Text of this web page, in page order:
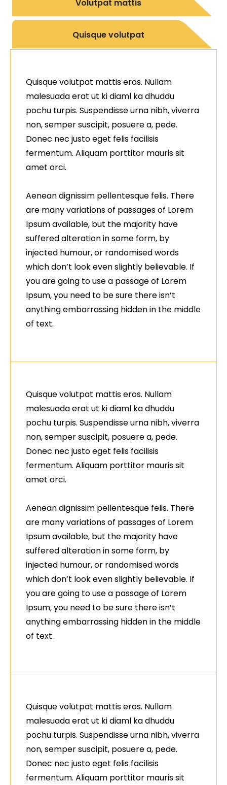
Volutpat mattis
Quisque volutpat
Quisque volutpat mattis eros. Nullam
malesuada erat ut ki diaml ka dhuddu
pochu turpis. Suspendisse urna nibh, viverra
non, semper suscipit, posuere a, pede.
Donec nec justo eget felis facilisis
fermentum. Aliquam porttitor mauris sit
amet orci.
Aenean dignissim pellentesque felis. There
are many variations of passages of Lorem
Ipsum available, but the majority have
suffered alteration in some form, by
injected humour, or randomised words
which don’t look even slightly believable. If
you are going to use a passage of Lorem
Ipsum, you need to be sure there isn’t
anything embarrassing hidden in the middle
of text.
Quisque volutpat mattis eros. Nullam
malesuada erat ut ki diaml ka dhuddu
pochu turpis. Suspendisse urna nibh, viverra
non, semper suscipit, posuere a, pede.
Donec nec justo eget felis facilisis
fermentum. Aliquam porttitor mauris sit
amet orci.
Aenean dignissim pellentesque felis. There
are many variations of passages of Lorem
Ipsum available, but the majority have
suffered alteration in some form, by
injected humour, or randomised words
which don’t look even slightly believable. If
you are going to use a passage of Lorem
Ipsum, you need to be sure there isn’t
anything embarrassing hidden in the middle
of text.
Quisque volutpat mattis eros. Nullam
malesuada erat ut ki diaml ka dhuddu
pochu turpis. Suspendisse urna nibh, viverra
non, semper suscipit, posuere a, pede.
Donec nec justo eget felis facilisis
fermentum. Aliquam porttitor mauris sit